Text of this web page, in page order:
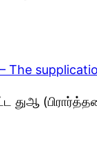
The
துஆ